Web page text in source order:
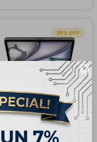

36
ENVÍO GRATIS